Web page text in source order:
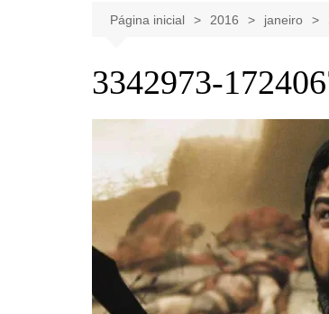
Celebridades
Música
Notícias
Clássicos
Página inicial 2016 janeiro
3342973-